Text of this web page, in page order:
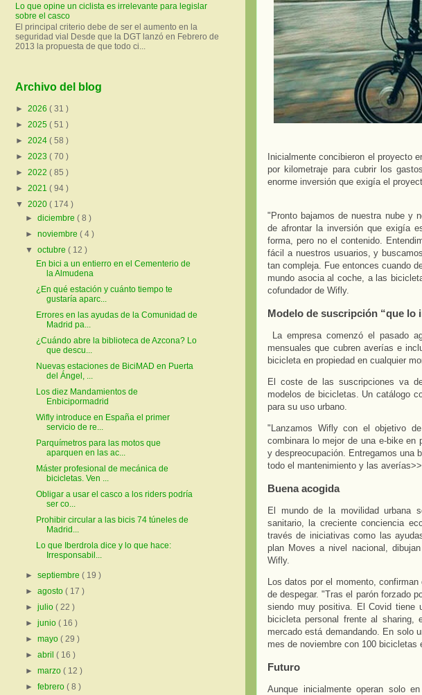
Inicialmente concibieron el proyecto
por kilometraje para cubrir los
enorme inversión que exigía el
"Pronto bajamos de nuestra nube y
de afrontar la inversión que exigía
forma, pero no el contenido.
fácil a nuestros usuarios, y
tan compleja. Fue entonces cuando
mundo asocia al coche, a las
cofundador de Wifly.
Modelo de suscripción “que lo
La empresa comenzó el pasado
mensuales que cubren averías e
bicicleta en propiedad en cualquier
El coste de las suscripciones va
modelos de bicicletas. Un catálogo
para su uso urbano.
"Lanzamos Wifly con el objetivo
combinara lo mejor de una e-bike en
y despreocupación. Entregamos una
todo el mantenimiento y las
Buena acogida
El mundo de la movilidad urbana
sanitario, la creciente conciencia
través de iniciativas como las
plan Moves a nivel nacional,
Wifly.
Los datos por el momento,
de despegar. "Tras el parón forzado
siendo muy positiva. El Covid tiene
bicicleta personal frente al sharing,
mercado está demandando. En solo
mes de noviembre con 100 bicicletas
Futuro
Aunque inicialmente operan solo
Lo que opine un ciclista es irrelevante para legislar
sobre el casco
El principal criterio debe de ser el aumento en la
seguridad vial Desde que la DGT lanzó en Febrero de
2013 la propuesta de que todo ci...
Archivo del blog
► 2026 ( 31 )
► 2025 ( 51 )
► 2024 ( 58 )
► 2023 ( 70 )
► 2022 ( 85 )
► 2021 ( 94 )
▼ 2020 ( 174 )
►diciembre( 8 )
►noviembre( 4 )
▼octubre( 12 )
En bici a un entierro en el Cementerio de
la Almudena
¿En qué estación y cuánto tiempo te
gustaría aparc...
Errores en las ayudas de la Comunidad de
Madrid pa...
¿Cuándo abre la biblioteca de Azcona? Lo
que descu...
Nuevas estaciones de BiciMAD en Puerta
del Ángel, ...
Los diez Mandamientos de
Enbicipormadrid
Wifly introduce en España el primer
servicio de re...
Parquímetros para las motos que
aparquen en las ac...
Máster profesional de mecánica de
bicicletas. Ven ...
Obligar a usar el casco a los riders podría
ser co...
Prohibir circular a las bicis 74 túneles de
Madrid...
Lo que Iberdrola dice y lo que hace:
Irresponsabil...
►septiembre( 19 )
►agosto( 17 )
►julio( 22 )
►junio( 16 )
►mayo( 29 )
►abril( 16 )
►marzo( 12 )
►febrero( 8 )